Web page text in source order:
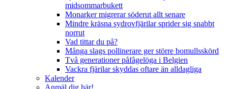
midsommarbukett
Monarker migrerar söderut allt senare
Mindre kräsna sydrovfjärilar sprider sig snabbt
norrut
Vad tittar du på?
Många slags pollinerare ger större bomullsskörd
Två generationer påfågelöga i Belgien
Vackra fjärilar skyddas oftare än alldagliga
Kalender
Anmäl dig här!